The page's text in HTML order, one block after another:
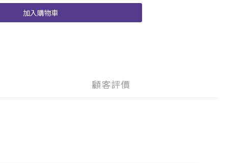
加入購物車
顧客評價